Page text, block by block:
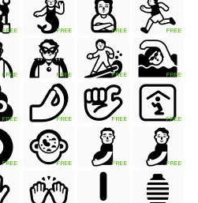
FREE FREE FREE FREE
FREE FREE FREE FREE
FREE FREE FREE FREE
FREE FREE FREE FREE